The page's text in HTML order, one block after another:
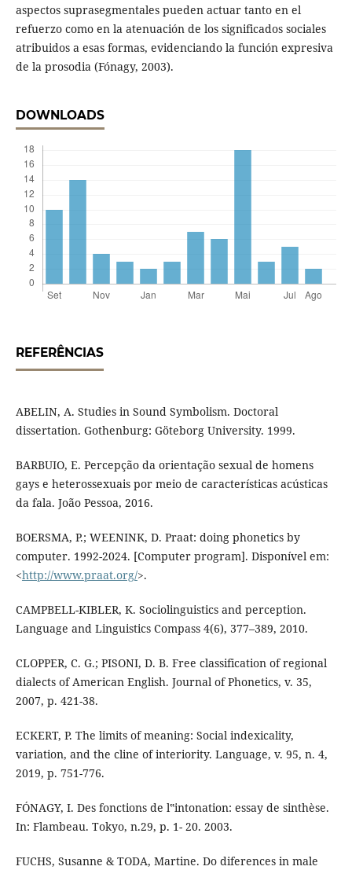
aspectos suprasegmentales pueden actuar tanto en el
refuerzo como en la atenuación de los significados sociales
atribuidos a esas formas, evidenciando la función expresiva
de la prosodia (Fónagy, 2003).
DOWNLOADS
REFERÊNCIAS
ABELIN, A. Studies in Sound Symbolism. Doctoral
dissertation. Gothenburg: Göteborg University. 1999.
BARBUIO, E. Percepção da orientação sexual de homens
gays e heterossexuais por meio de características acústicas
da fala. João Pessoa, 2016.
BOERSMA, P.; WEENINK, D. Praat: doing phonetics by
computer. 1992-2024. [Computer program]. Disponível em:
<http://www.praat.org/>.
CAMPBELL-KIBLER, K. Sociolinguistics and perception.
Language and Linguistics Compass 4(6), 377–389, 2010.
CLOPPER, C. G.; PISONI, D. B. Free classification of regional
dialects of American English. Journal of Phonetics, v. 35,
2007, p. 421-38.
ECKERT, P. The limits of meaning: Social indexicality,
variation, and the cline of interiority. Language, v. 95, n. 4,
2019, p. 751-776.
FÓNAGY, I. Des fonctions de l‟intonation: essay de sinthèse.
In: Flambeau. Tokyo, n.29, p. 1- 20. 2003.
FUCHS, Susanne & TODA, Martine. Do diferences in male